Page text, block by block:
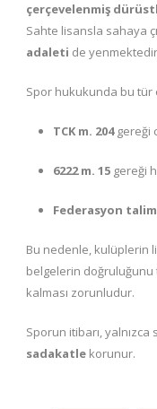
çerçevelenmiş
Sahte lisansla sahaya
adaleti de
Spor hukukunda bu tür
TCK m. 204gereği
6222 m. 15 gereği
Federasyon
Bu nedenle, kulüplerin
belgelerin doğruluğunu
kalması zorunludur.
Sporun itibarı,
sadakatle korunur.